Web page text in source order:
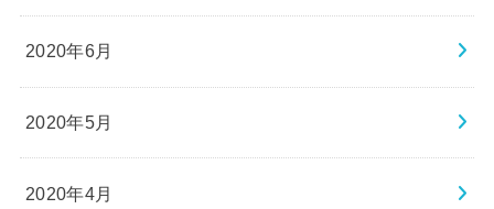
2020年6月
2020年5月
2020年4月